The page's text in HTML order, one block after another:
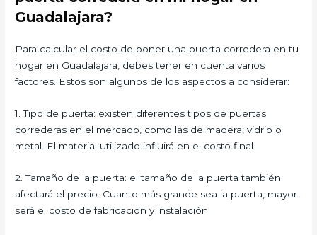
Guadalajara?
Para calcular el costo de poner una puerta corredera en tu
hogar en Guadalajara, debes tener en cuenta varios
factores. Estos son algunos de los aspectos a considerar:
1. Tipo de puerta: existen diferentes tipos de puertas
correderas en el mercado, como las de madera, vidrio o
metal. El material utilizado influirá en el costo final.
2. Tamaño de la puerta: el tamaño de la puerta también
afectará el precio. Cuanto más grande sea la puerta, mayor
será el costo de fabricación y instalación.